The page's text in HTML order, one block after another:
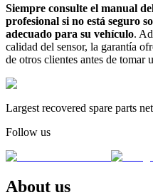
Siempre consulte el manual
profesional si no está seguro
adecuado para su vehículo.
calidad del sensor, la garantía
de otros clientes antes de tomar
Largest recovered spare parts
Follow us
About us